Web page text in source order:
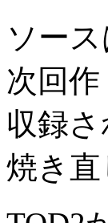
ソー
次回作
収録
焼き